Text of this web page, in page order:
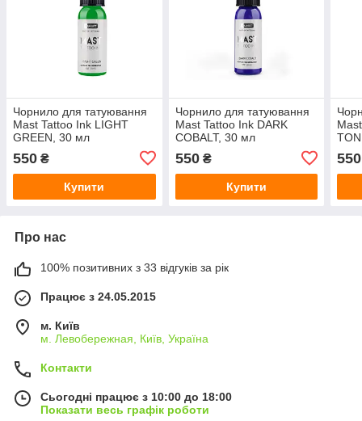
Чорнило для татуювання
Mast Tattoo Ink LIGHT
GREEN, 30 мл
550 ₴
Купити
Чорнило для татуювання
Mast Tattoo Ink DARK
COBALT, 30 мл
550₴
Купити
550
Про нас
100% позитивних з 33 відгуків за рік
Працює з 24.05.2015
м. Київ
м. Левобережная, Київ, Україна
Контакти
Сьогодні працює з 10:00 до 18:00
Показати весь графік роботи